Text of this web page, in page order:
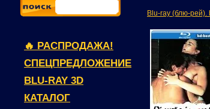
🔥 РАСПРОДАЖА!
СПЕЦПРЕДЛОЖЕНИЕ
BLU-RAY 3D
КАТАЛОГ
Blu-ray (блю-рей).